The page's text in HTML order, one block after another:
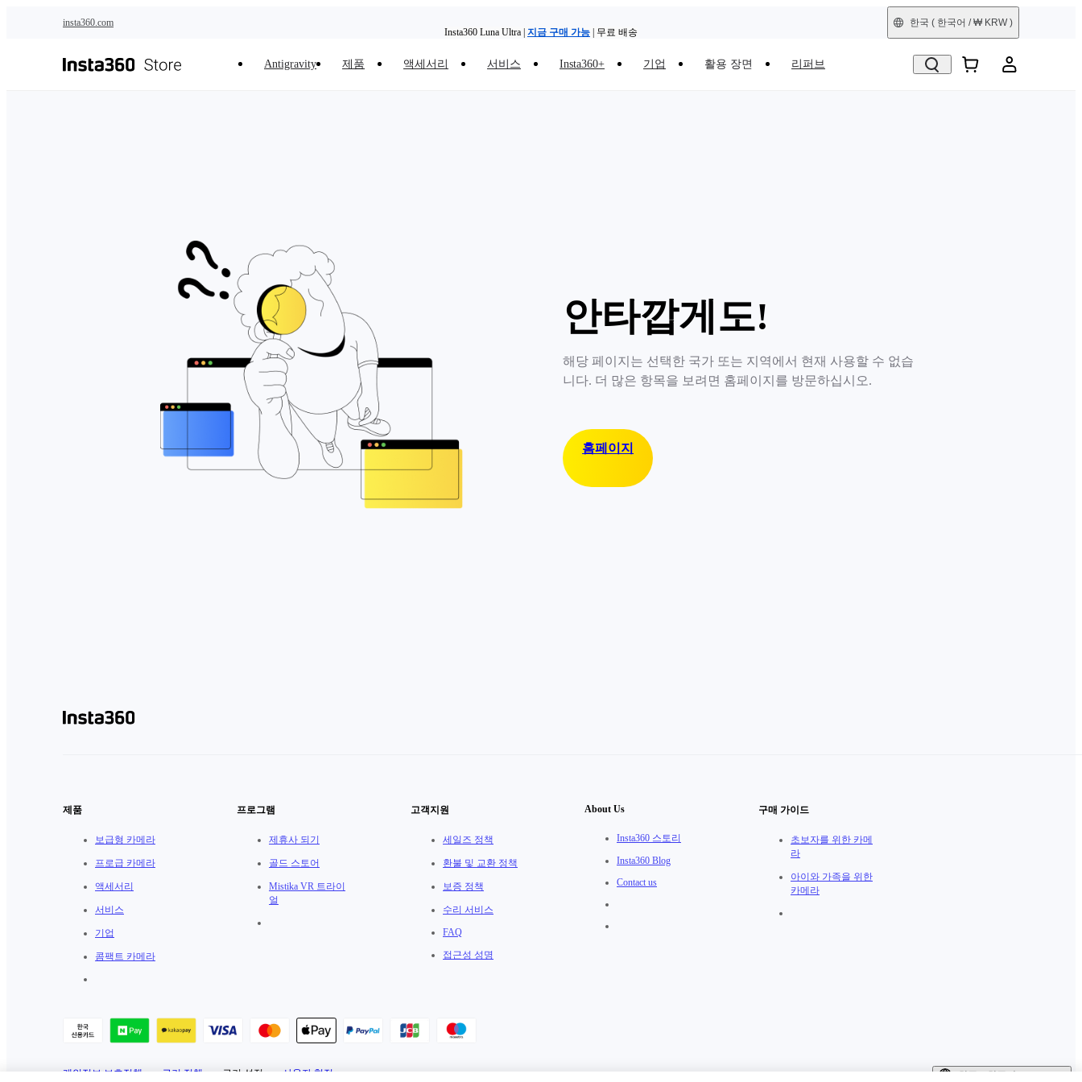
insta360.com
Insta360 Luna Ultra | 지금 구매 가능 | 무료 배송
한국 ( 한국어 / ₩ KRW )
Antigravity 제품 액세서리 서비스 Insta360+ 기업 활용 장면 리퍼브
안타깝게도!
해당 페이지는 선택한 국가 또는 지역에서 현재 사용할 수 없습
니다. 더 많은 항목을 보려면 홈페이지를 방문하십시오.
홈페이지
제품
보급형 카메라
프로급 카메라
액세서리
서비스
기업
콤팩트 카메라
프로그램
제휴사 되기
골드 스토어
Mistika VR 트라이
얼
고객지원
세일즈 정책
환불 및 교환 정책
보증 정책
수리 서비스
FAQ
접근성 성명
About Us
Insta360 스토리
Insta360 Blog
Contact us
구매 가이드
초보자를 위한 카메
라
아이와 가족을 위한
카메라
개인정보 보호정책 쿠키 정책 쿠키 설정 사용자 협정